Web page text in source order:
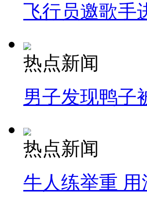
飞行员邀歌手
热点新闻
男子发现鸭子
热点新闻
牛人练举重